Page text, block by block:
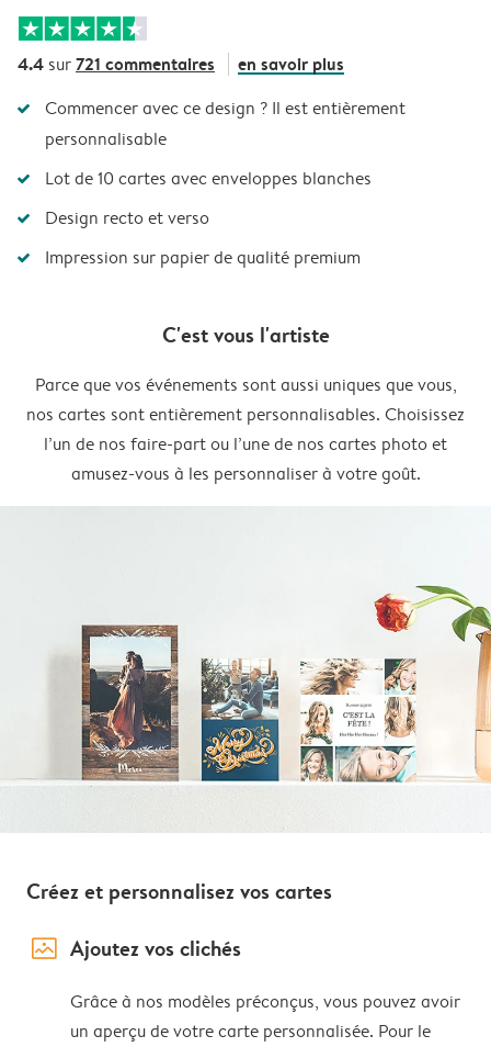
4.4 sur721 commentaires en savoir plus
Commencer avec ce design ? Il est entièrement
personnalisable
Lot de 10 cartes avec enveloppes blanches
Design recto et verso
Impression sur papier de qualité premium
C'est vous l'artiste
Parce que vos événements sont aussi uniques que vous,
nos cartes sont entièrement personnalisables. Choisissez
l’un de nos faire-part ou l’une de nos cartes photo et
amusez-vous à les personnaliser à votre goût.
Créez et personnalisez vos cartes
image_placeholder Ajoutez vos clichés
Grâce à nos modèles préconçus, vous pouvez avoir
un aperçu de votre carte personnalisée. Pour le